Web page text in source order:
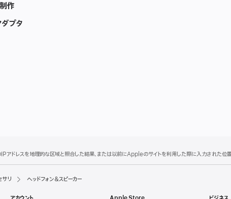
作
プタ
アドレスを地理的な区域と照合した結果、または以前にAppleのサイトを利用した際に入力された位
リ ヘッドフォン＆スピーカー